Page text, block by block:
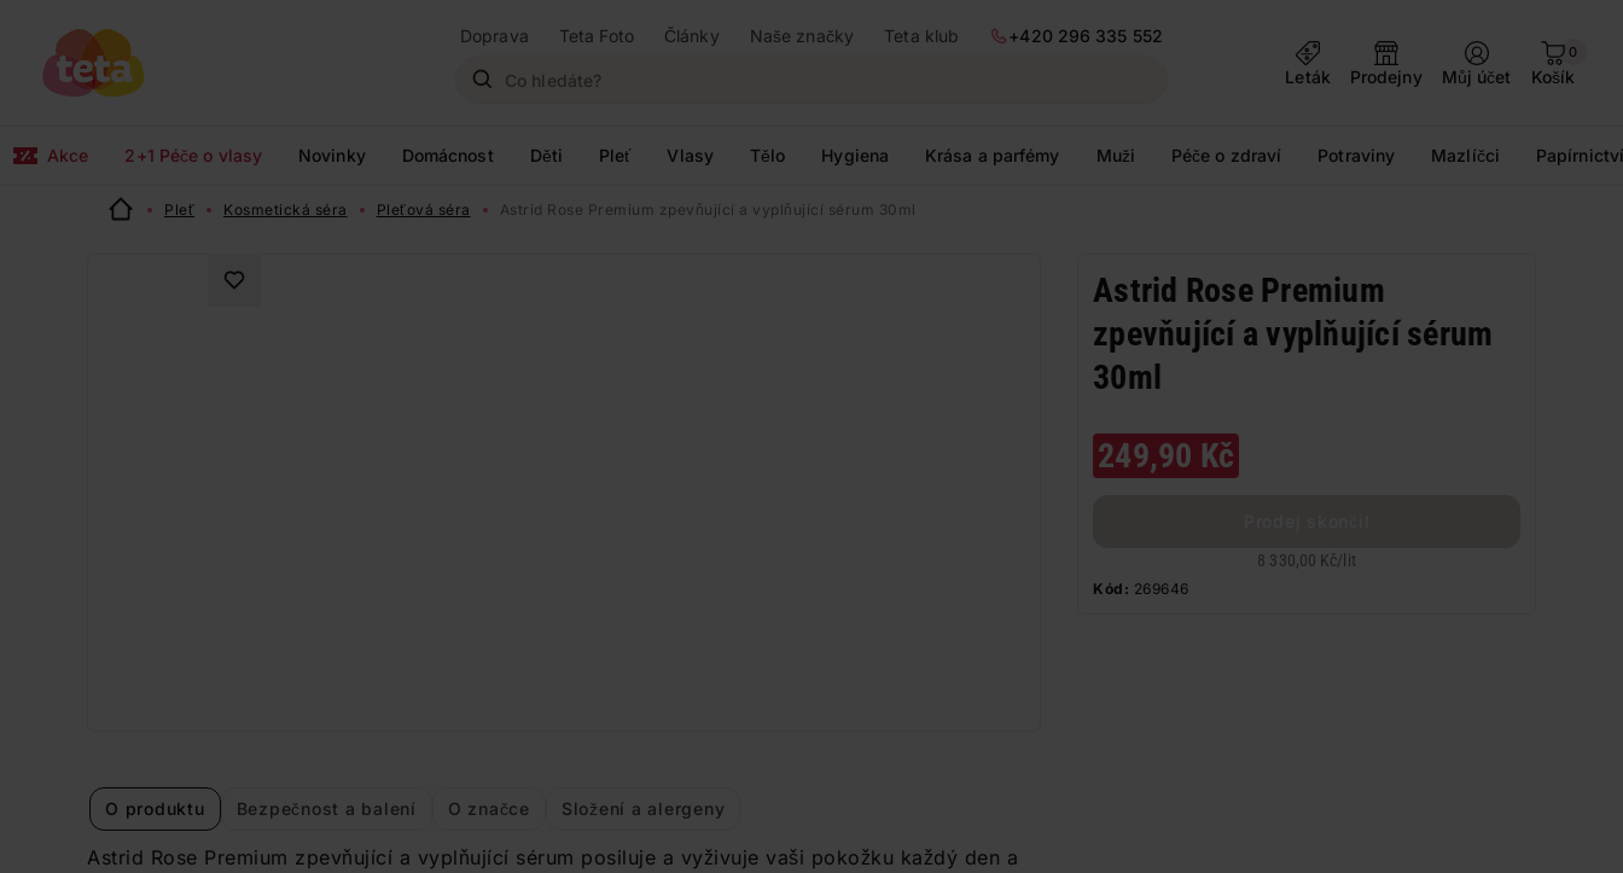
Doprava Teta Foto Články Naše značky Teta klub
+420 296 335 552
Leták
Prodejny Můj účet
0
Košík
Akce 2+1 Péče o vlasy Novinky Domácnost Děti Pleť Vlasy Tělo Hygiena Krása a parfémy Muži Péče o zdraví Potraviny Mazlíčci
Pleť Kosmetická séra Pleťová séra Astrid Rose Premium zpevňující a vyplňující sérum 30ml
O produktu Bezpečnost a balení O značce Složení a alergeny
Astrid Rose Premium zpevňující a vyplňující sérum posiluje a vyživuje vaši pokožku každý den a
Astrid Rose Premium
zpevňující a vyplňující sérum
30ml
249,90 Kč
8 330,00 Kč/ lit
Kód: 269646